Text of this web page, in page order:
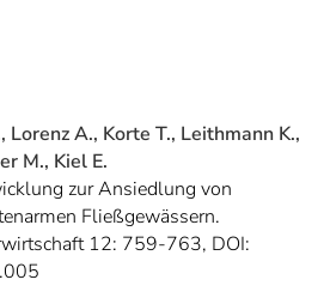
A., Korte T., Leithmann K.,
M., Kiel E.
zur Ansiedlung von
Fließgewässern.
12: 759-763, DOI: